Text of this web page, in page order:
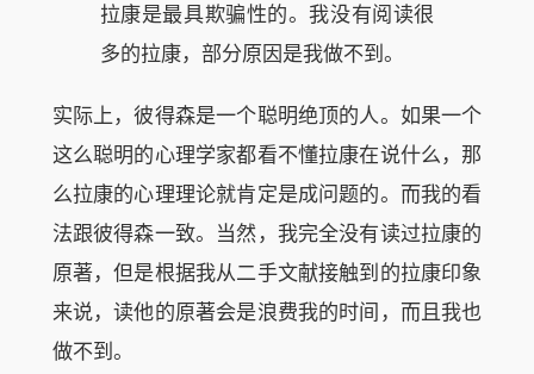
拉康是最具欺骗性的。我没有阅读很
多的拉康，部分原因是我做不到。
实际上，彼得森是一个聪明绝顶的人。如果一个
这么聪明的心理学家都看不懂拉康在说什么，那
么拉康的心理理论就肯定是成问题的。而我的看
法跟彼得森一致。当然，我完全没有读过拉康的
原著，但是根据我从二手文献接触到的拉康印象
来说，读他的原著会是浪费我的时间，而且我也
做不到。